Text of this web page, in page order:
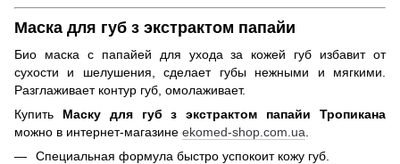
Маска для губ з экстрактом папайи
Био маска с папайей для ухода за кожей губ избавит от
сухости и шелушения, сделает губы нежными и мягкими.
Разглаживает контур губ, омолаживает.
Купить Маску для губ з экстрактом папайи Тропикана
можно в интернет-магазине ekomed-shop.com.ua
Специальная формула быстро успокоит кожу губ.